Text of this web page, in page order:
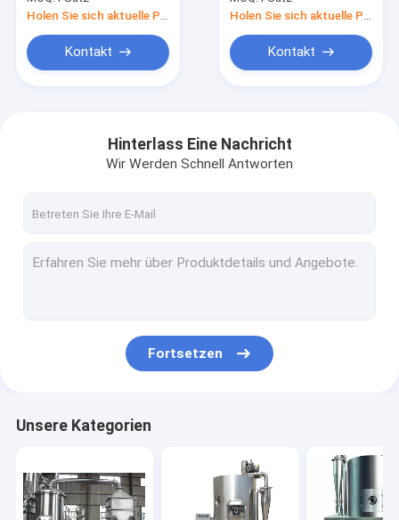
Haus
Über uns
Sprühtrockner-
Maschine
Kontakt Kontakt
Hinterlass Eine Nachricht
Wir Werden Schnell Antworten
Fortsetzen
Unsere Kategorien